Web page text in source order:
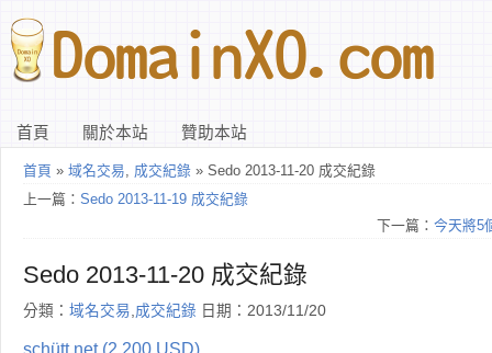
首頁 關於本站 贊助本站
首頁 » 域名交易, 成交紀錄 » Sedo 2013-11-20 成交紀錄
上一篇： Sedo 2013-11-19 成交紀錄
下一篇： 今天將5
Sedo 2013-11-20 成交紀錄
分類： 域名交易,成交紀錄 日期：2013/11/20
schütt.net (2,200 USD)